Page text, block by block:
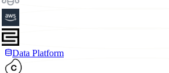
Data Platform